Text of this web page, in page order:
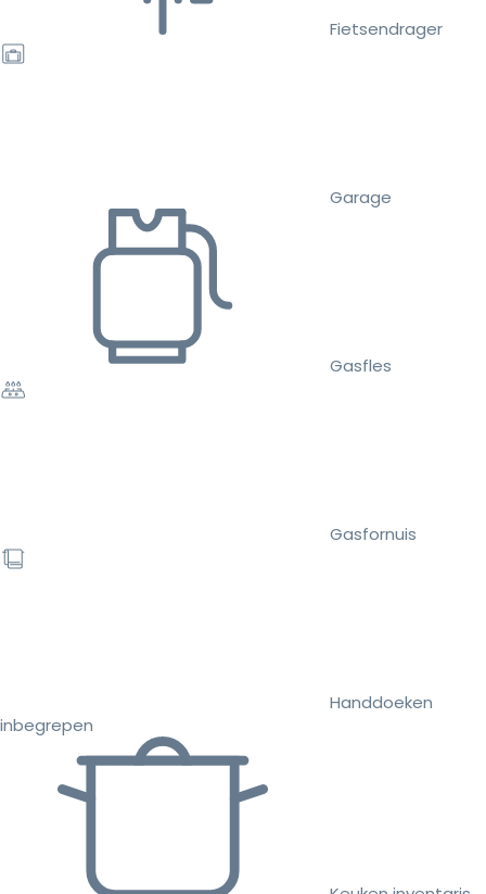
Fietsendrager
Garage
Gasfles
Gasfornuis
Handdoeken
inbegrepen